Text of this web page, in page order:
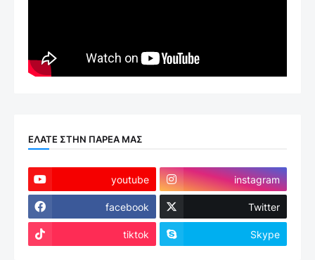
ΕΛΑΤΕ ΣΤΗΝ ΠΑΡΕΑ ΜΑΣ
youtube instagram
facebook Twitter
tiktok Skype